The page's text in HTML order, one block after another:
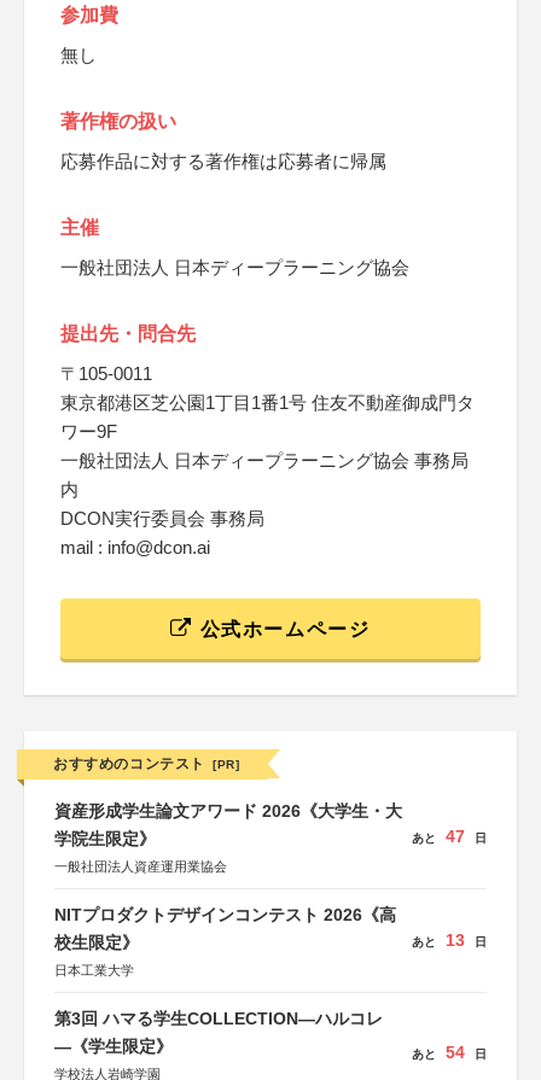
参加費
無し
著作権の扱い
応募作品に対する著作権は応募者に帰属
主催
一般社団法人 日本ディープラーニング協会
提出先・問合先
〒105-0011
東京都港区芝公園1丁目1番1号 住友不動産御成門タ
ワー9F
一般社団法人 日本ディープラーニング協会 事務局
内
DCON実行委員会 事務局
mail : info@dcon.ai
公式ホームページ
おすすめのコンテスト [PR]
資産形成学生論文アワード 2026《大学生・大
学院生限定》
一般社団法人資産運用業協会
あと 47 日
NITプロダクトデザインコンテスト 2026《高
校生限定》
日本工業大学
あと 13 日
第3回 ハマる学生COLLECTION―ハルコレ
―《学生限定》
学校法人岩崎学園
あと 54 日